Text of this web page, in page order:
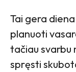
Tai gera
planuoti
tačiau svarbu
spręsti